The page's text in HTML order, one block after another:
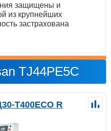
защищены и
из крупнейших
застрахована
TJ44PE5C
T400ECO R